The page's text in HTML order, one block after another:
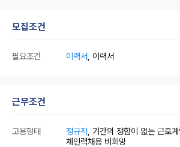
모집조건
필요조건 이력서 , 이력서
근무조건
고용형태 정규직 , 기간의 정함이 없는 근로
체인력채용 비희망